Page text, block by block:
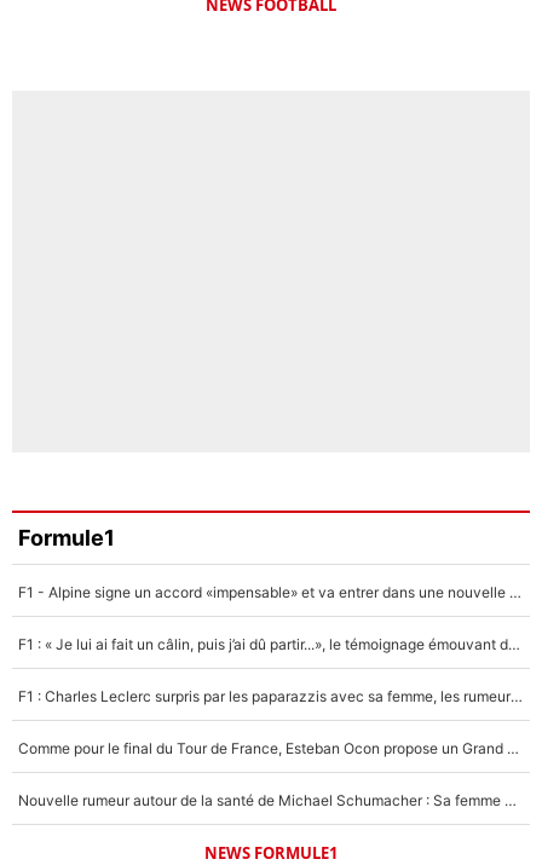
NEWS FOOTBALL
Formule1
F1 - Alpine signe un accord «impensable» et va entrer dans une nouvelle dimension : Grande nouvelle pour Pierre Gasly !
F1 : « Je lui ai fait un câlin, puis j’ai dû partir...», le témoignage émouvant de Max Verstappen sur sa fille
F1 : Charles Leclerc surpris par les paparazzis avec sa femme, les rumeurs étaient vraies !
Comme pour le final du Tour de France, Esteban Ocon propose un Grand Prix de Formule 1 à Paris : «Autour de l’Arc de Triomphe, ce serait génial» !
Nouvelle rumeur autour de la santé de Michael Schumacher : Sa femme Corinna sort du silence
NEWS FORMULE1